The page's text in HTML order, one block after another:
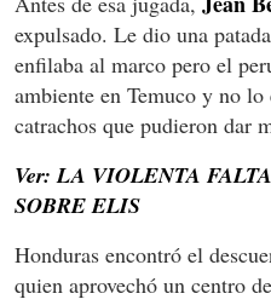
expulsado. Le dio una
enfilaba al marco pero el
ambiente en Temuco y no
catrachos que pudieron dar
Ver: LA VIOLENTA
SOBRE ELIS
Honduras encontró el
quien aprovechó un centro